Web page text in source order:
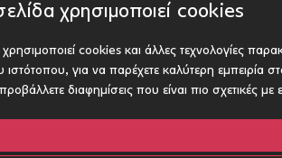
χρησιμοποιεί cookies
cookies και άλλες τεχνολογίες
ιστότοπου, για να παρέχετε καλύτερη εμπειρία
διαφημίσεις που είναι πιο σχετικές με